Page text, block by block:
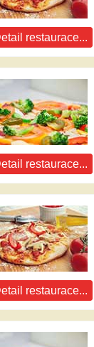
restaurace...
restaurace...
restaurace...